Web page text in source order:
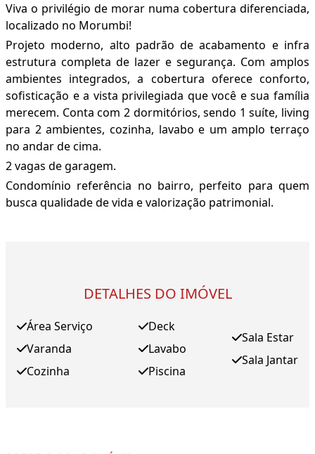
Viva o privilégio de morar numa cobertura diferenciada,
localizado no Morumbi!
Projeto moderno, alto padrão de acabamento e infra
estrutura completa de lazer e segurança. Com amplos
ambientes integrados, a cobertura oferece conforto,
sofisticação e a vista privilegiada que você e sua família
merecem. Conta com 2 dormitórios, sendo 1 suíte, living
para 2 ambientes, cozinha, lavabo e um amplo terraço
no andar de cima.
2 vagas de garagem.
Condomínio referência no bairro, perfeito para quem
busca qualidade de vida e valorização patrimonial.
DETALHES DO IMÓVEL
Área Serviço
Varanda
Cozinha
Deck
Lavabo
Piscina
Sala Estar
Sala Jantar